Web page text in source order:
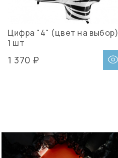
Цифра "4" (цвет на выбор)
1 шт
1 370 ₽